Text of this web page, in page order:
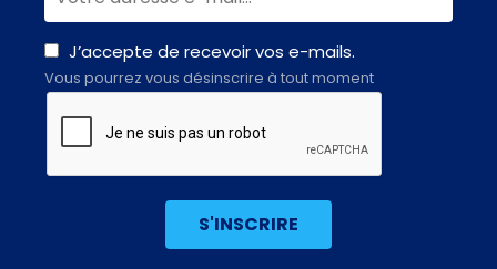
J’accepte de recevoir vos e-mails.
Vous pourrez vous désinscrire à tout moment